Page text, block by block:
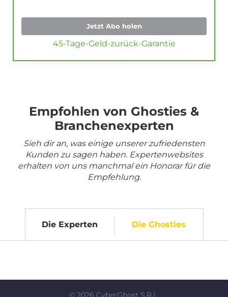
Jetzt Abo holen
45-Tage-Geld-zurück-Garantie
Empfohlen von Ghosties &
Branchenexperten
Sieh dir an, was einige unserer zufriedensten
Kunden zu sagen haben. Expertenwebsites
erhalten von uns manchmal ein Honorar für die
Empfehlung.
Die Experten Die Ghosties
© 2026 CyberGhost S.R.L.